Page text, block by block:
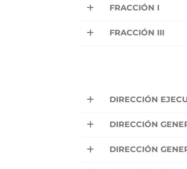
FRACCIÓN I
FRACCIÓN III
DIRECCIÓN
DIRECCIÓN
DIRECCIÓN